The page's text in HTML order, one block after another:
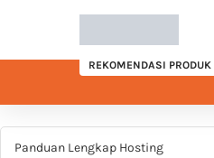
REKOMENDASI PRODUK
Panduan Lengkap Hosting